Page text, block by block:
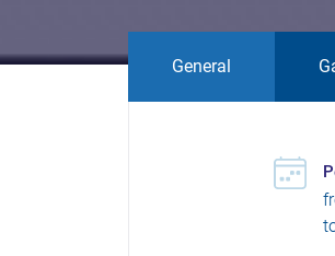
General